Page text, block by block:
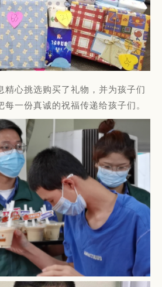
精心挑选购买了礼物，并为孩子们
一份真诚的祝福传递给孩子们。